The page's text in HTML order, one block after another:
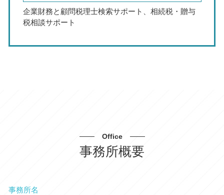
企業財務と顧問税理士検索サポート、相続税・贈与
税相談サポート
Office
事務所概要
事務所名